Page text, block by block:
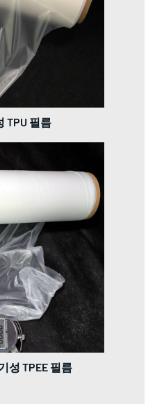
TPU 필름
성 TPEE 필름